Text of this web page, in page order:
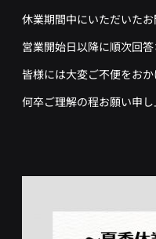
休業期間中にいただいたお
営業開始日以降に順次回答
皆様には大変ご不便をおか
何卒ご理解の程お願い申し